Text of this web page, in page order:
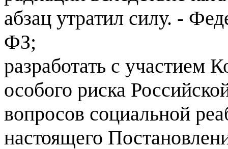
абзац утратил силу. -
ФЗ;
разработать с участием
особого риска
вопросов социальной
настоящего